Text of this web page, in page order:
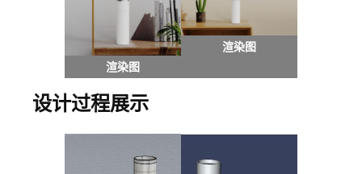
渲染图
渲染图
设计过程展示